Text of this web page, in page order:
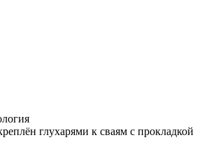
глухарями к сваям с прокладкой